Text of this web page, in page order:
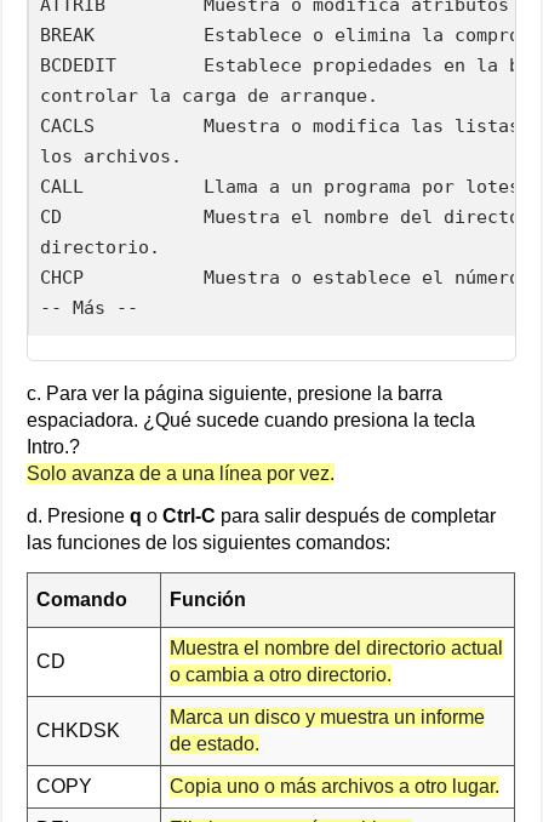
ATTRIB         Muestra o modifica atributos
BREAK          Establece o elimina la
BCDEDIT        Establece propiedades en la
controlar la carga de arranque.
CACLS          Muestra o modifica las listas
los archivos.
CALL           Llama a un programa por lotes
CD             Muestra el nombre del
directorio.
CHCP           Muestra o establece el número
-- Más --
c. Para ver la página siguiente, presione la barra
espaciadora. ¿Qué sucede cuando presiona la tecla
Intro.?
Solo avanza de a una línea por vez.
d. Presioneq oCtrl-C para salir después de completar
las funciones de los siguientes comandos:
Comando Función
CD
Muestra el nombre del directorio actual
o cambia a otro directorio.
CHKDSK
Marca un disco y muestra un informe
de estado.
COPY Copia uno o más archivos a otro lugar.